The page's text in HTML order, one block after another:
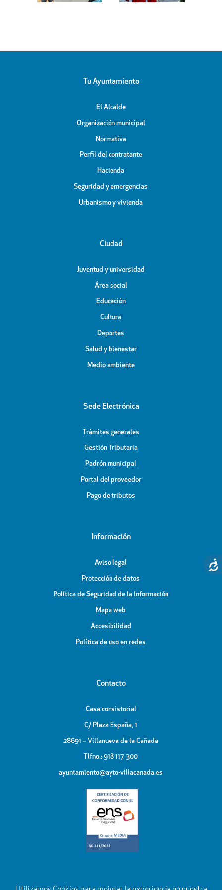
Tu Ayuntamiento
El Alcalde
Organización municipal
Normativa
Perfil del contratante
Hacienda
Seguridad y emergencias
Urbanismo y vivienda
Ciudad
Juventud y universidad
Área social
Educación
Cultura
Deportes
Salud y bienestar
Medio ambiente
Sede Electrónica
Trámites generales
Gestión Tributaria
Padrón municipal
Portal del proveedor
Pago de tributos
Información
Aviso legal
Protección de datos
Política de Seguridad de la Información
Mapa web
Accesibilidad
Política de uso en redes
Contacto
Casa consistorial
C/ Plaza España, 1
28691 – Villanueva de la Cañada
Tlfno.: 918 117 300
ayuntamiento@ayto-villacanada.es